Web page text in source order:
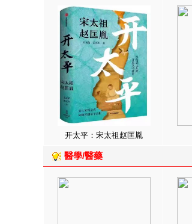
开太平：宋太祖赵匡胤
醫學/醫藥